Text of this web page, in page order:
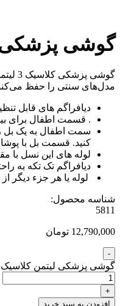
گوشی پزشکی لیتمن
مدل‌های سنتی را حفظ می‌کند.
دیافراگم های قابل
. قسمت اطفال برای
سمت اطفال به یک بل
کنید. قسمت بل با
لوله های این نسل با
دیافراگم تک تکه به
لوله یا هر جزء دیگر
شناسه محصول:
5811
12,790,000 تومان
گوشی پزشکی لیتمن کلاسیک 3 دودی مشکی 5811 عدد
افزودن به سبد خرید